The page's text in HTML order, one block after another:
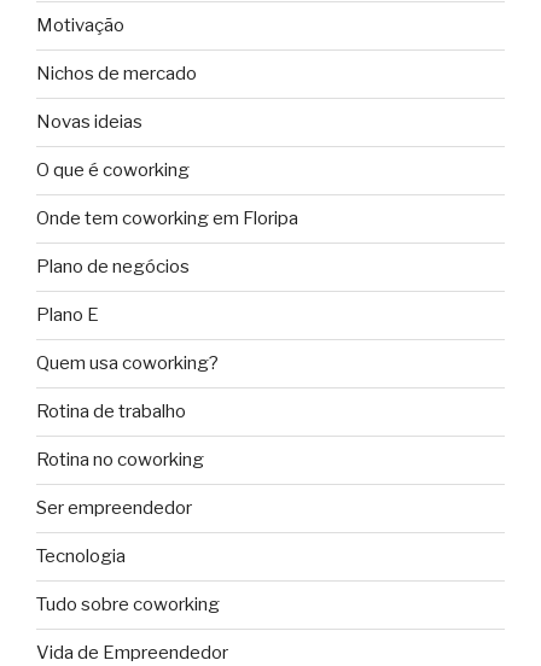
Motivação
Nichos de mercado
Novas ideias
O que é coworking
Onde tem coworking em Floripa
Plano de negócios
Plano E
Quem usa coworking?
Rotina de trabalho
Rotina no coworking
Ser empreendedor
Tecnologia
Tudo sobre coworking
Vida de Empreendedor